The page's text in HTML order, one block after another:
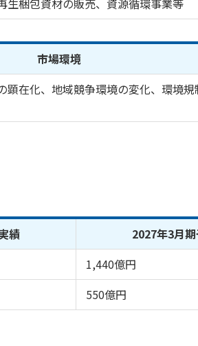
生梱包資材の販売、資源循環事業等
市場環境
在化、地域競争環境の変化、環境
績 2027年3月
1,440億円
550億円